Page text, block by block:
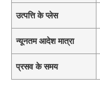
उत्पत्ति के प्लेस
न्यूनतम आदेश मात्रा
प्रसव के समय